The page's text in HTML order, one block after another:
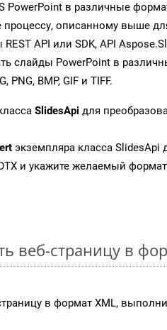
PowerPoint в различные
описанному выше
API или SDK, API
слайды PowerPoint в
BMP, GIF и TIFF.
SlidesApi для
экземпляра класса SlidesApi
и укажите желаемый
веб-страницу в
в формат XML,